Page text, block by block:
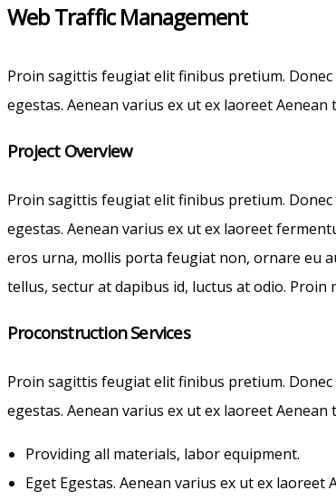
Web Traffic Management
Proin sagittis feugiat elit finibus pretium.
egestas. Aenean varius ex ut ex laoreet
Project Overview
Proin sagittis feugiat elit finibus pretium.
egestas. Aenean varius ex ut ex laoreet
eros urna, mollis porta feugiat non, ornare eu
tellus, sectur at dapibus id, luctus at odio. Proin
Proconstruction Services
Proin sagittis feugiat elit finibus pretium.
egestas. Aenean varius ex ut ex laoreet
Providing all materials, labor equipment.
Eget Egestas. Aenean varius ex ut ex laoreet